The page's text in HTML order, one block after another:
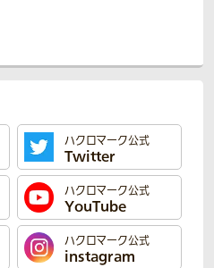
ハクロマーク公式
Twitter
ハクロマーク公式
YouTube
ハクロマーク公式
instagram